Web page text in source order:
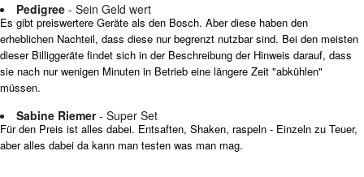
Pedigree - Sein Geld wert
Es gibt preiswertere Geräte als den Bosch. Aber diese haben den
erheblichen Nachteil, dass diese nur begrenzt nutzbar sind. Bei den meisten
dieser Billiggeräte findet sich in der Beschreibung der Hinweis darauf, dass
sie nach nur wenigen Minuten in Betrieb eine längere Zeit "abkühlen"
müssen.
Sabine Riemer- Super Set
Für den Preis ist alles dabei. Entsaften, Shaken, raspeln - Einzeln zu Teuer,
aber alles dabei da kann man testen was man mag.